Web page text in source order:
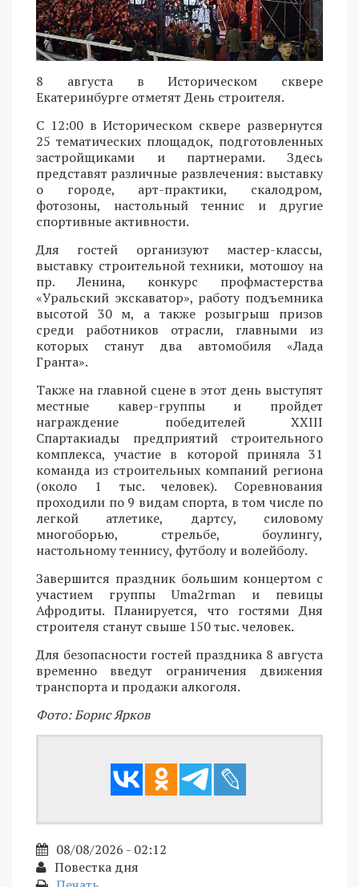
8 августа в Историческом сквере
Екатеринбурге отметят День строителя.
С 12:00 в Историческом сквере развернутся
25 тематических площадок, подготовленных
застройщиками и партнерами. Здесь
представят различные развлечения: выставку
о городе, арт-практики, скалодром,
фотозоны, настольный теннис и другие
спортивные активности.
Для гостей организуют мастер-классы,
выставку строительной техники, мотошоу на
пр. Ленина, конкурс профмастерства
«Уральский экскаватор», работу подъемника
высотой 30 м, а также розыгрыш призов
среди работников отрасли, главными из
которых станут два автомобиля «Лада
Гранта».
Также на главной сцене в этот день выступят
местные кавер-группы и пройдет
награждение победителей XXIII
Спартакиады предприятий строительного
комплекса, участие в которой приняла 31
команда из строительных компаний региона
(около 1 тыс. человек). Соревнования
проходили по 9 видам спорта, в том числе по
легкой атлетике, дартсу, силовому
многоборью, стрельбе, боулингу,
настольному теннису, футболу и волейболу.
Завершится праздник большим концертом с
участием группы Uma2rman и певицы
Афродиты. Планируется, что гостями Дня
строителя станут свыше 150 тыс. человек.
Для безопасности гостей праздника 8 августа
временно введут ограничения движения
транспорта и продажи алкоголя.
Фото: Борис Ярков
08/08/2026 - 02:12
Повестка дня